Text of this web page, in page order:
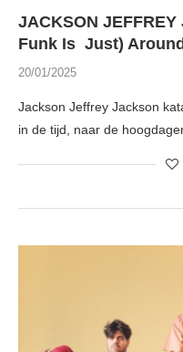
JACKSON
Funk Is Just)
20/01/2025
Jackson Jeffrey Jackson
in de tijd, naar de